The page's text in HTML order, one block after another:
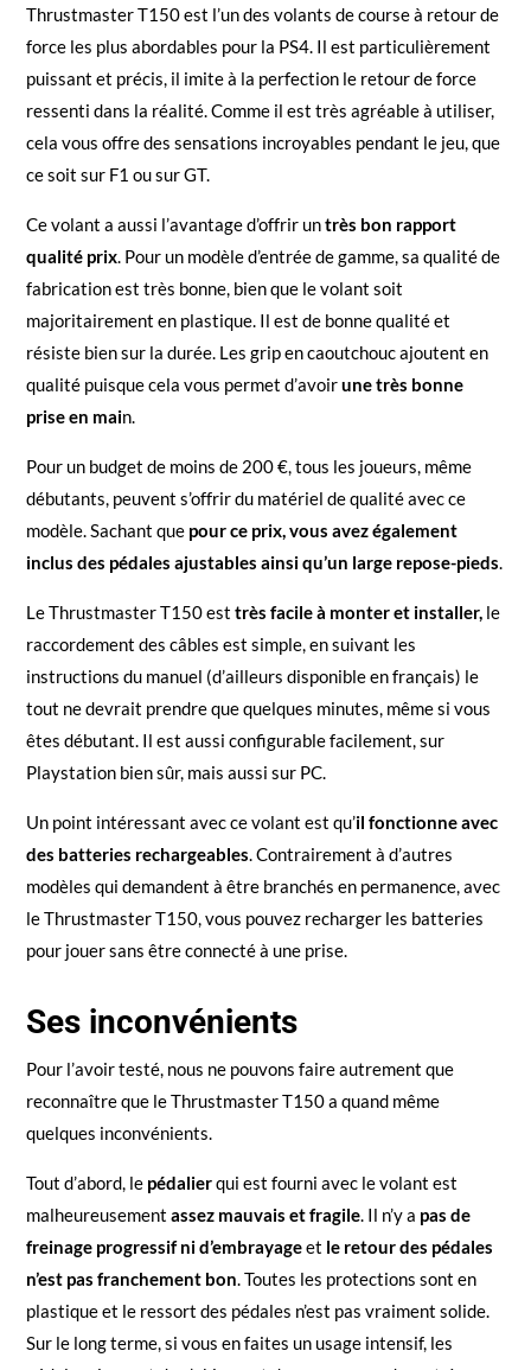
Thrustmaster T150 est l’un des volants de course à retour de
force les plus abordables pour la PS4. Il est particulièrement
puissant et précis, il imite à la perfection le retour de force
ressenti dans la réalité. Comme il est très agréable à utiliser,
cela vous offre des sensations incroyables pendant le jeu, que
ce soit sur F1 ou sur GT.
Ce volant a aussi l’avantage d’offrir untrès bon rapport
qualité prix. Pour un modèle d’entrée de gamme, sa qualité de
fabrication est très bonne, bien que le volant soit
majoritairement en plastique. Il est de bonne qualité et
résiste bien sur la durée. Les grip en caoutchouc ajoutent en
qualité puisque cela vous permet d’avoirune très bonne
prise en main.
Pour un budget de moins de 200 €, tous les joueurs, même
débutants, peuvent s’offrir du matériel de qualité avec ce
modèle. Sachant que pour ce prix, vous avez également
inclus des pédales ajustables ainsi qu’un large repose-pieds.
Le Thrustmaster T150 est très facile à monter et installer,le
raccordement des câbles est simple, en suivant les
instructions du manuel (d’ailleurs disponible en français) le
tout ne devrait prendre que quelques minutes, même si vous
êtes débutant. Il est aussi configurable facilement, sur
Playstation bien sûr, mais aussi sur PC.
Un point intéressant avec ce volant est qu’il fonctionne avec
des batteries rechargeables. Contrairement à d’autres
modèles qui demandent à être branchés en permanence, avec
le Thrustmaster T150, vous pouvez recharger les batteries
pour jouer sans être connecté à une prise.
Ses inconvénients
Pour l’avoir testé, nous ne pouvons faire autrement que
reconnaître que le Thrustmaster T150 a quand même
quelques inconvénients.
Tout d’abord, le pédalierqui est fourni avec le volant est
malheureusement assez mauvais et fragile. Il n’y a pas de
freinage progressif ni d’embrayageet le retour des pédales
n’est pas franchement bon. Toutes les protections sont en
plastique et le ressort des pédales n’est pas vraiment solide.
Sur le long terme, si vous en faites un usage intensif, les